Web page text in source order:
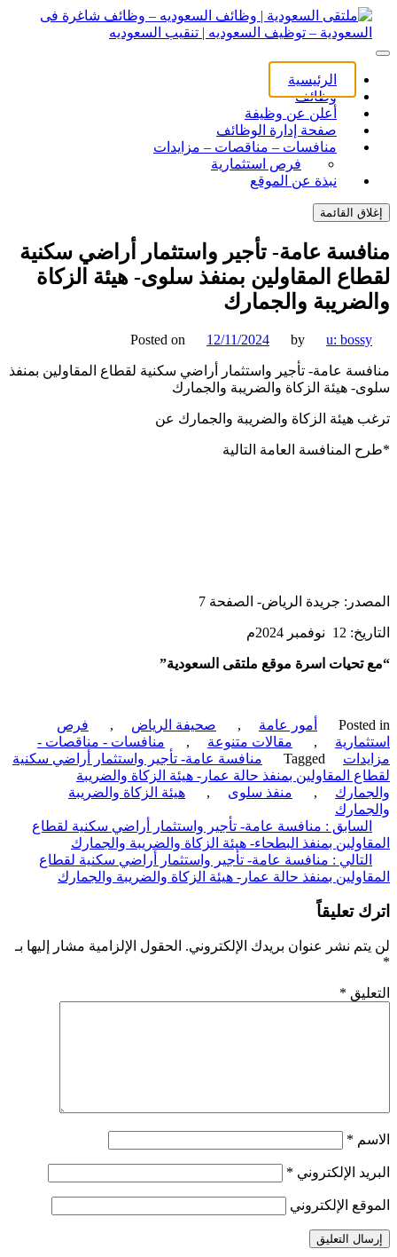
السعودية | وظائف السعوديه – وظائف شاغرة فى
– توظيف السعوديه | تنقيب السعوديه
السعودية | وظائف السعوديه – وظائف شاغرة فى السعودية –
السعوديه | تنقيب السعوديه
الرئيسية
وظائف
أعلن عن وظيفة
صفحة إدارة الوظائف
منافسات – مناقصات – مزايدات
فرص استثمارية
نبذة عن الموقع
القائمة
عامة- تأجير واستثمار أراضي سكنية
المقاولين بمنفذ سلوى- هيئة الزكاة
والجمارك
Posted on 12/11/2024 by u:
عامة- تأجير واستثمار أراضي سكنية لقطاع المقاولين بمنفذ
هيئة الزكاة والضريبة والجمارك
هيئة الزكاة والضريبة والجمارك عن
المنافسة العامة التالية
جريدة الرياض- الصفحة 7
2024م
تحيات اسرة موقع ملتقى السعودية”
أمور عامة , صحيفة الرياض ,
فرص
, مقالات متنوعة ,
منافسات - مناقصات -
Tagged
منافسة عامة- تأجير واستثمار أراضي سكنية
المقاولين بمنفذ حالة عمار- هيئة الزكاة والضريبة
, منفذ سلوى ,
هيئة الزكاة والضريبة
: منافسة عامة- تأجير واستثمار أراضي سكنية لقطاع
بمنفذ البطحاء- هيئة الزكاة والضريبة والجمارك
:منافسة عامة- تأجير واستثمار أراضي سكنية لقطاع
بمنفذ حالة عمار- هيئة الزكاة والضريبة والجمارك
تعليقاً
نشر عنوان بريدك الإلكتروني. الحقول الإلزامية مشار إليها بـ
*
*
الإلكتروني *
الإلكتروني